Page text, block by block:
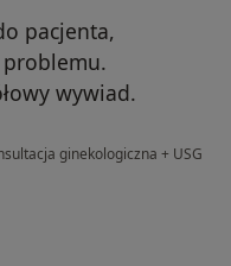
pacjenta,
wywiad.
ginekologiczna + USG